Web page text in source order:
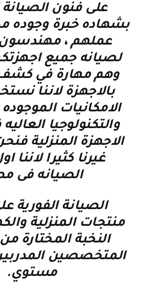
على فنون الصيانة
بشهاده خبرة وجوده
عملهم ،
لصيانه جميع
وهم مهارة في كشف
بالاجهزة لاننا
الامكانيات
والتكنولوجيا
الاجهزة المنزلية
غيرنا كثيرا لاننا
الصيانه فى
الصيانة الفورية
منتجات المنزلية
النخبة المختارة
المتخصصين
مستوي.